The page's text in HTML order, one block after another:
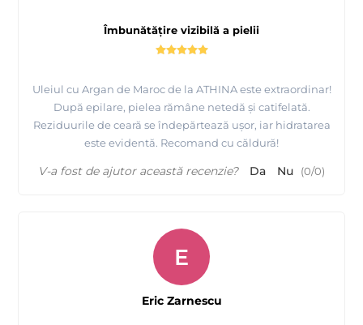
Îmbunătățire vizibilă a pielii
Uleiul cu Argan de Maroc de la ATHINA este extraordinar!
După epilare, pielea rămâne netedă și catifelată.
Reziduurile de ceară se îndepărtează ușor, iar hidratarea
este evidentă. Recomand cu căldură!
V-a fost de ajutor această recenzie? Da Nu (0/0)
E
Eric Zarnescu